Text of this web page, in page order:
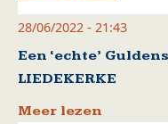
28/06/2022 - 21:43
Een ‘echte’
LIEDEKERKE
Meer lezen